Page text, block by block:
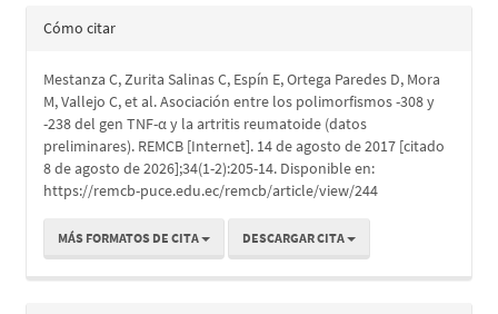
Detalles
artículo
Cómo citar
Mestanza C, Zurita Salinas C, Espín E, Ortega Paredes D, Mora
M, Vallejo C, et al. Asociación entre los polimorfismos -308 y
-238 del gen TNF-α y la artritis reumatoide (datos
preliminares). REMCB [Internet]. 14 de agosto de 2017 [citado
8 de agosto de 2026];34(1-2):205-14. Disponible en:
https://remcb-puce.edu.ec/remcb/article/view/244
MÁS FORMATOS DE CITA DESCARGAR CITA